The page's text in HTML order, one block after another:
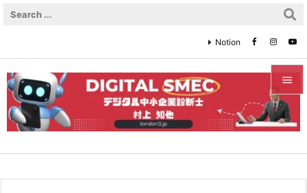


メニュ

Notion